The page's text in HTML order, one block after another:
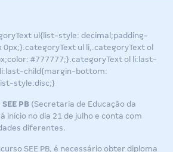
ul{list-style: decimal;padding-
ul li,.categoryText ol
#777777;}.categoryText ol li:last-
child{margin-bottom:
style:disc;}
SEE PB (Secretaria de Educação da
início no dia 21 de julho e conta com
diferentes.
SEE PB, é necessário obter diploma